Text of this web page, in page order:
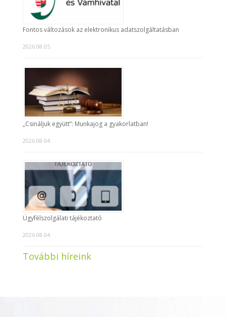
Fontos változások az elektronikus adatszolgáltatásban
2026.08.05.
„Csináljuk együtt”: Munkajog a gyakorlatban!
2026.08.04.
Ügyfélszolgálati tájékoztató
2026.08.04.
További híreink